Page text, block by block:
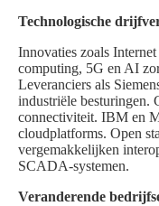
Technologische
Innovaties zoals
computing, 5G en AI
Leveranciers als
industriële besturingen.
connectiviteit. IBM en
cloudplatforms. Open
vergemakkelijken
SCADA-systemen.
Veranderende